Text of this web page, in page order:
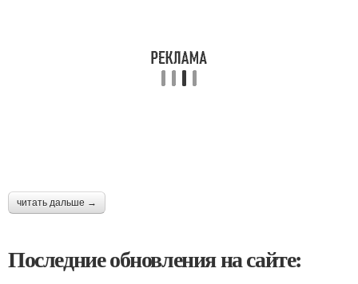
читать дальше →
Последние обновления на сайте: